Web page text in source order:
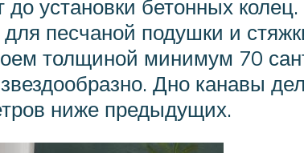
установки бетонных
песчаной подушки и
толщиной минимум 70
Дно канавы
ниже предыдущих.